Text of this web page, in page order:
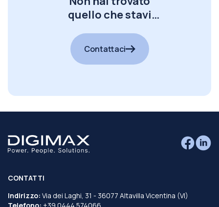
quello che stavi
Contattaci
CONTATTI
Indirizzo: Via dei Laghi, 31 - 36077 Altavilla Vicentina (VI)